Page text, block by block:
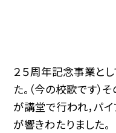
２５周年記念事業と
た。（今の校歌です
が講堂で行われ，パ
が響きわたりました。